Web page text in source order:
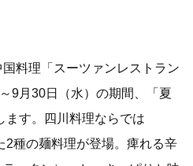
料理「スーツァンレストラン
9月30日（水）の期間、「夏
ます。四川料理ならでは
2種の麺料理が登場。痺れる辛